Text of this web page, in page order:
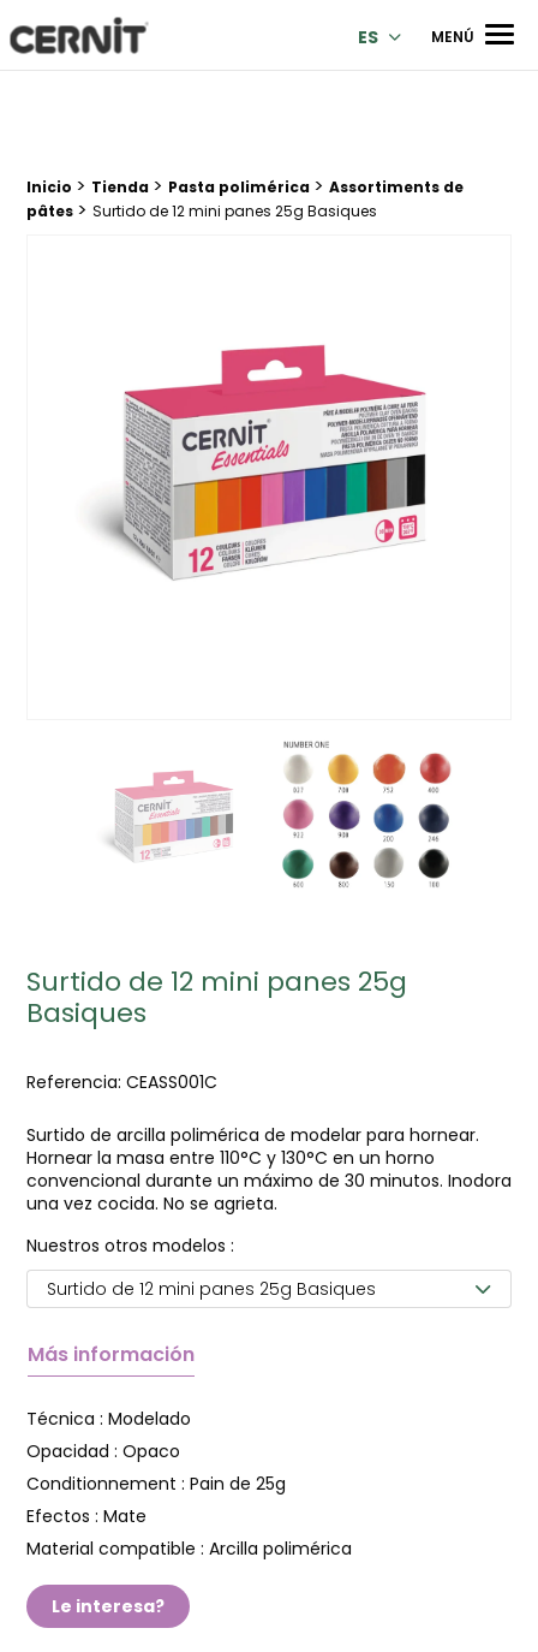
Cernit Une qualité haut de gamme pour des créations
ES MENÚ
Breadcrumb trail:
Inicio > Tienda > Pasta polimérica > Assortiments de
pâtes > Surtido de 12 mini panes 25g Basiques
Surtido de 12 mini panes 25g
Basiques
Referencia: CEASS001C
Surtido de arcilla polimérica de modelar para hornear.
Hornear la masa entre 110°C y 130°C en un horno
convencional durante un máximo de 30 minutos. Inodora
una vez cocida. No se agrieta.
Nuestros otros modelos :
Surtido de 12 mini panes 25g Basiques
Más información
Técnica : Modelado
Opacidad : Opaco
Conditionnement : Pain de 25g
Efectos : Mate
Material compatible : Arcilla polimérica
Le interesa?